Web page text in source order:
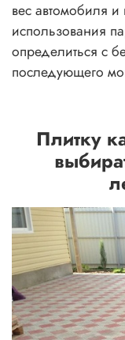
вес автомобиля и
использования
определиться с
последующего
Плитку